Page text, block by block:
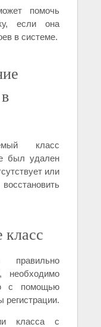
помочь
если она
в системе.
класс
был удален
или
класс
необходимо
с помощью
регистрации.
класса с